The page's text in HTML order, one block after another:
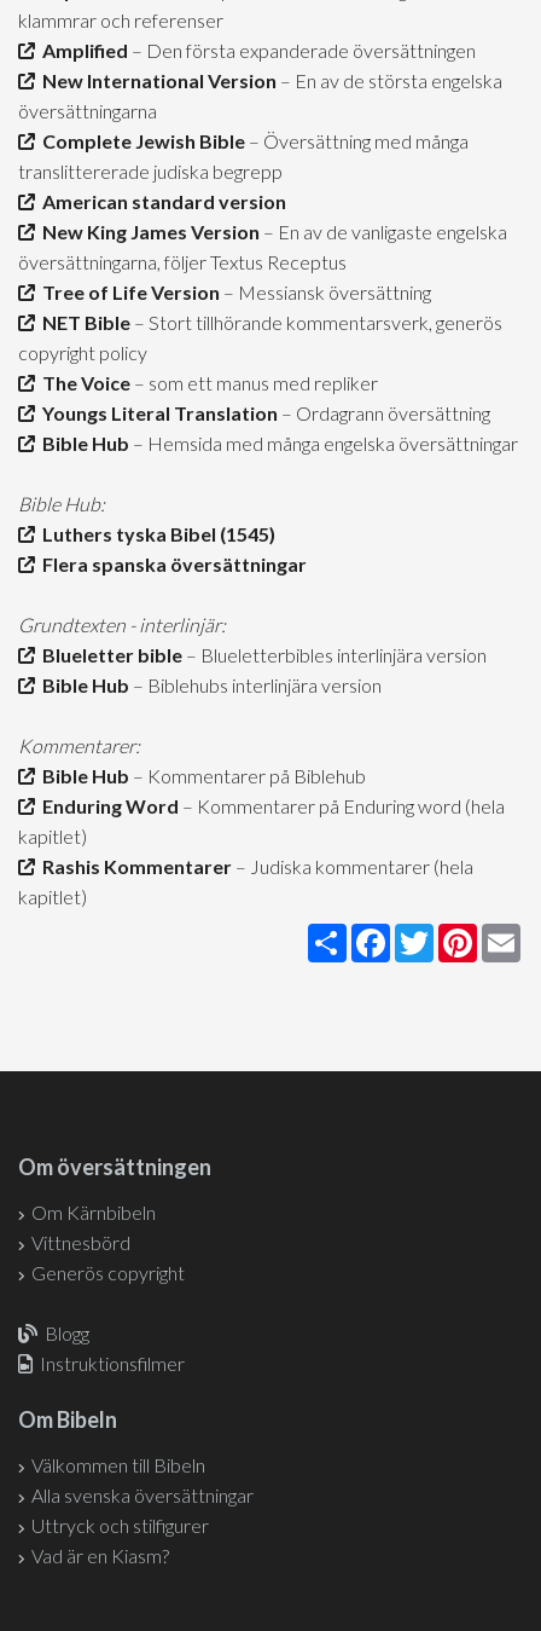
klammrar och referenser
Amplified – Den första expanderade översättningen
New International Version – En av de största engelska
översättningarna
Complete Jewish Bible – Översättning med många
translittererade judiska begrepp
American standard version
New King James Version – En av de vanligaste engelska
översättningarna, följer Textus Receptus
Tree of Life Version – Messiansk översättning
NET Bible – Stort tillhörande kommentarsverk, generös
copyright policy
The Voice – som ett manus med repliker
Youngs Literal Translation – Ordagrann översättning
Bible Hub – Hemsida med många engelska översättningar
Bible Hub:
Luthers tyska Bibel (1545)
Flera spanska översättningar
Grundtexten - interlinjär:
Blueletter bible – Blueletterbibles interlinjära version
Bible Hub – Biblehubs interlinjära version
Kommentarer:
Bible Hub – Kommentarer på Biblehub
Enduring Word – Kommentarer på Enduring word (hela
kapitlet)
Rashis Kommentarer – Judiska kommentarer (hela
kapitlet)
Share Facebook
Twitter
Om översättningen
Om Kärnbibeln
Vittnesbörd
Generös copyright
Blogg
Instruktionsfilmer
Om Bibeln
Välkommen till Bibeln
Alla svenska översättningar
Uttryck och stilfigurer
Vad är en Kiasm?